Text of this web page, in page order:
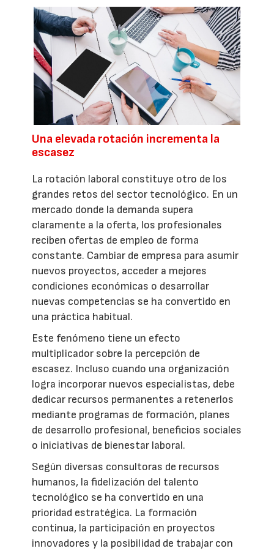
Una elevada rotación incrementa la
escasez
La rotación laboral constituye otro de los
grandes retos del sector tecnológico. En un
mercado donde la demanda supera
claramente a la oferta, los profesionales
reciben ofertas de empleo de forma
constante. Cambiar de empresa para asumir
nuevos proyectos, acceder a mejores
condiciones económicas o desarrollar
nuevas competencias se ha convertido en
una práctica habitual.
Este fenómeno tiene un efecto
multiplicador sobre la percepción de
escasez. Incluso cuando una organización
logra incorporar nuevos especialistas, debe
dedicar recursos permanentes a retenerlos
mediante programas de formación, planes
de desarrollo profesional, beneficios sociales
o iniciativas de bienestar laboral.
Según diversas consultoras de recursos
humanos, la fidelización del talento
tecnológico se ha convertido en una
prioridad estratégica. La formación
continua, la participación en proyectos
innovadores y la posibilidad de trabajar con